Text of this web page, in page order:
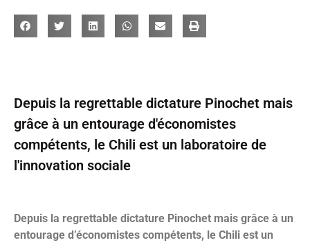
Depuis la regrettable dictature Pinochet mais
grâce à un entourage d'économistes
compétents, le Chili est un laboratoire de
l'innovation sociale
Depuis la regrettable dictature Pinochet mais grâce à un
entourage d’économistes compétents, le Chili est un